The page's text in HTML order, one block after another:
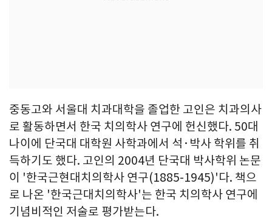
중동고와 서울대 치과대학을 졸업한 고인은 치과의사
로 활동하면서 한국 치의학사 연구에 헌신했다. 50대
나이에 단국대 대학원 사학과에서 석·박사 학위를 취
득하기도 했다. 고인의 2004년 단국대 박사학위 논문
이 '한국근현대치의학사 연구(1885-1945)'다. 책으
로 나온 '한국근대치의학사'는 한국 치의학사 연구에
기념비적인 저술로 평가받는다.